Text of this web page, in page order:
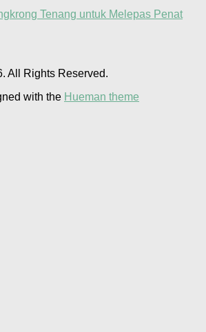
Tenang untuk Melepas Penat
All Rights Reserved.
with the Hueman theme